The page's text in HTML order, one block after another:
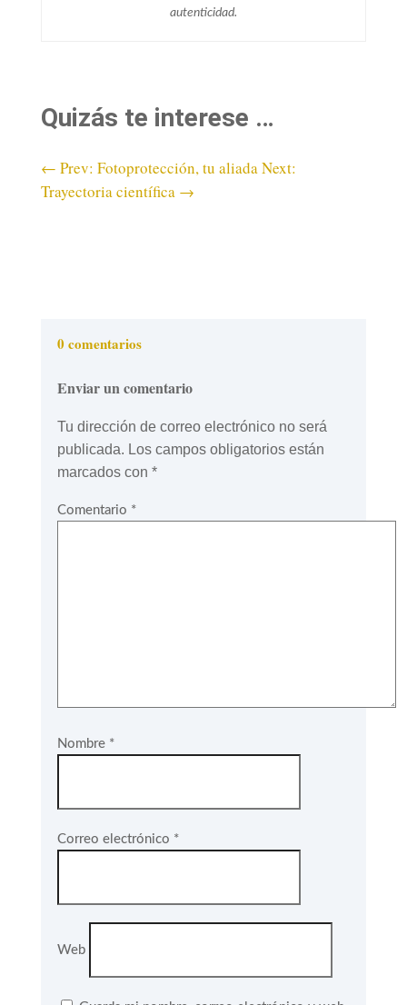
autenticidad.
Quizás te interese …
← Prev: Fotoprotección, tu aliadaNext:
Trayectoria científica→
0 comentarios
Enviar un comentario
Tu dirección de correo electrónico no será
publicada. Los campos obligatorios están
marcados con *
Comentario *
Nombre *
Correo electrónico *
Web